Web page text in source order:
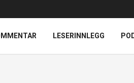
LESERINNLEGG